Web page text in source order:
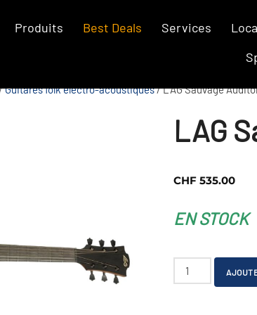
Produits Best Deals Services
Guitares folk électro-acoustiques/ LAG Sauvage
LAG
CHF535.00
EN STOCK
quantité
de